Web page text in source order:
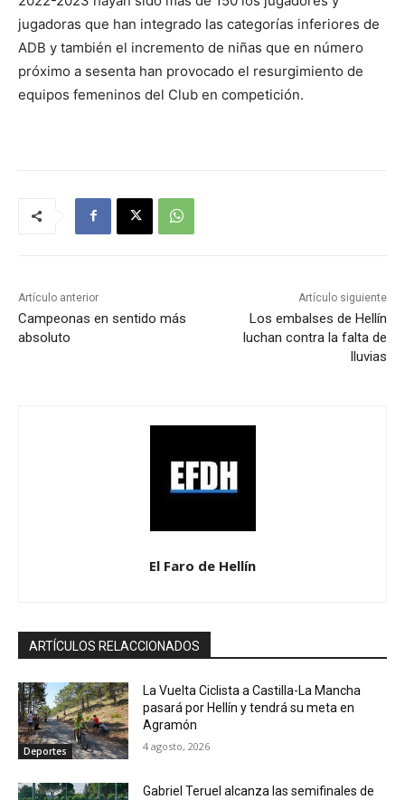
jugadoras que han integrado las categorías inferiores de
ADB y también el incremento de niñas que en número
próximo a sesenta han provocado el resurgimiento de
equipos femeninos del Club en competición.
Artículo anterior
Campeonas en sentido más
absoluto
Artículo siguiente
Los embalses de Hellín
luchan contra la falta de
lluvias
El Faro de Hellín
ARTÍCULOS RELACCIONADOS
Deportes
La Vuelta Ciclista a Castilla-La Mancha
pasará por Hellín y tendrá su meta en
Agramón
4 agosto, 2026
Gabriel Teruel alcanza las semifinales de